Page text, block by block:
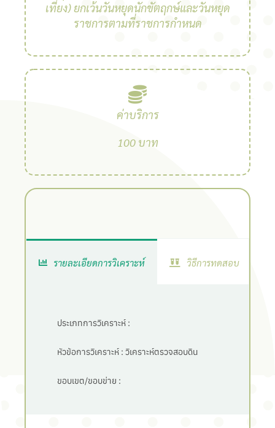
เที่ยง) ยกเว้นวันหยุดนักขัตฤกษ์และวันหยุด
ราชการตามที่ราชการกําหนด
ค่าบริการ
100 บาท
รายละเอียดการวิเคราะห์ วิธีการทดสอบ
ประเภทการวิเคราะห์ :
หัวข้อการวิเคราะห์ : วิเคราะห์ตรวจสอบดิน
ขอบเขต/ขอบข่าย :